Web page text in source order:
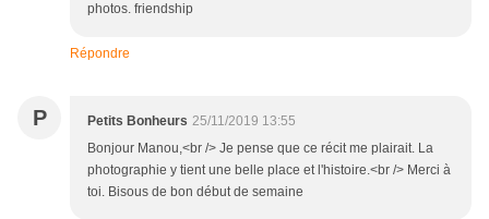
photos. friendship
Répondre
P Petits Bonheurs 25/11/2019 13:55
Bonjour Manou,<br /> Je pense que ce récit me plairait. La
photographie y tient une belle place et l'histoire.<br /> Merci à
toi. Bisous de bon début de semaine